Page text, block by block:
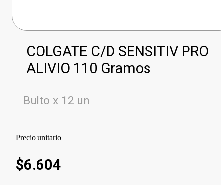
COLGATE C/D SENSITIV PRO
ALIVIO 110 Gramos
Bulto x 12 un
Precio unitario
$6.604